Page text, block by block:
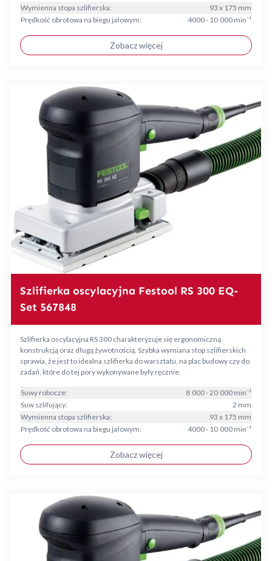
Wymienna stopa szlifierska:
93 x 175 mm
Prędkość obrotowa na biegu jałowym:
4000 - 10 000 min⁻¹
Zobacz więcej
Szlifierka oscylacyjna Festool RS 300 EQ-
Set 567848
Szlifierka oscylacyjna RS 300 charakteryzuje się ergonomiczną
konstrukcją oraz długą żywotnością. Szybka wymiana stop szlifierskich
sprawia, że jest to idealna szlifierka do warsztatu, na plac budowy czy do
zadań, które do tej pory wykonywane były ręcznie.
Suwy robocze:
8 000 - 20 000 min⁻¹
Suw szlifujący:
2 mm
Wymienna stopa szlifierska:
93 x 175 mm
Prędkość obrotowa na biegu jałowym:
4000 - 10 000 min⁻¹
Zobacz więcej